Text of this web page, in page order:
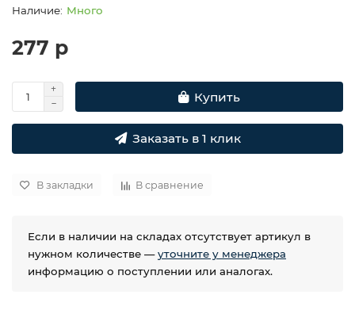
Много
277 р
Купить
Заказать в 1 клик
В закладки В сравнение
Если в наличии на складах отсутствует артикул в
нужном количестве —уточните у менеджера
информацию о поступлении или аналогах.